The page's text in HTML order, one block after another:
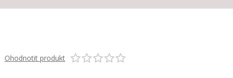
Ohodnotit produkt